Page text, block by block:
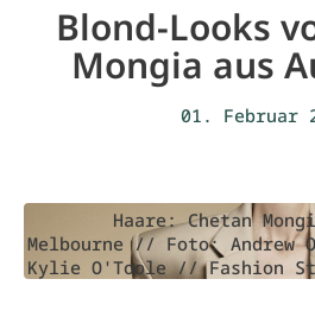
Blond-Looks
Mongia aus
01. Februar
Haare: Chetan
Melbourne // Foto: Andrew
Kylie O'Toole // Fashion